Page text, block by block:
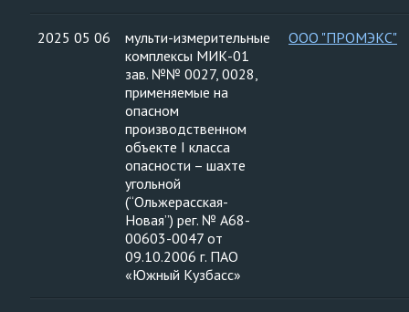
2025 05 06
мульти-измерительные
комплексы МИК-01
зав. №№ 0027, 0028,
применяемые на
опасном
производственном
объекте I класса
опасности – шахте
угольной
(“Ольжерасская-
Новая”) рег. № А68-
00603-0047 от
09.10.2006 г. ПАО
«Южный Кузбасс»
ООО "ПРОМЭКС"